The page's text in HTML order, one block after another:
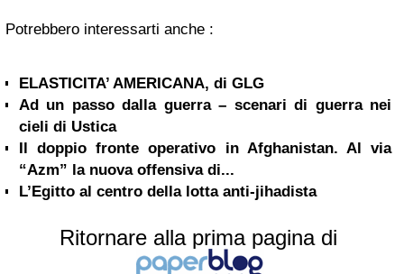
Potrebbero interessarti anche :
ELASTICITA’ AMERICANA, di GLG
Ad un passo dalla guerra – scenari di guerra nei
cieli di Ustica
Il doppio fronte operativo in Afghanistan. Al via
“Azm” la nuova offensiva di...
L’Egitto al centro della lotta anti-jihadista
Ritornare alla prima pagina di